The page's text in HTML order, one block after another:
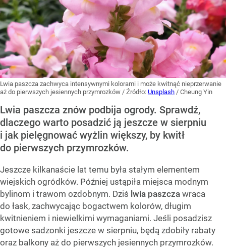
Lwia paszcza zachwyca intensywnymi kolorami i może kwitnąć nieprzerwanie
aż do pierwszych jesiennych przymrozków / Źródło: Unsplash / Cheung Yin
Lwia paszcza znów podbija ogrody. Sprawdź,
dlaczego warto posadzić ją jeszcze w sierpniu
i jak pielęgnować wyżlin większy, by kwitł
do pierwszych przymrozków.
Jeszcze kilkanaście lat temu była stałym elementem
wiejskich ogródków. Później ustąpiła miejsca modnym
bylinom i trawom ozdobnym. Dziś lwia paszcza wraca
do łask, zachwycając bogactwem kolorów, długim
kwitnieniem i niewielkimi wymaganiami. Jeśli posadzisz
gotowe sadzonki jeszcze w sierpniu, będą zdobiły rabaty
oraz balkony aż do pierwszych jesiennych przymrozków.